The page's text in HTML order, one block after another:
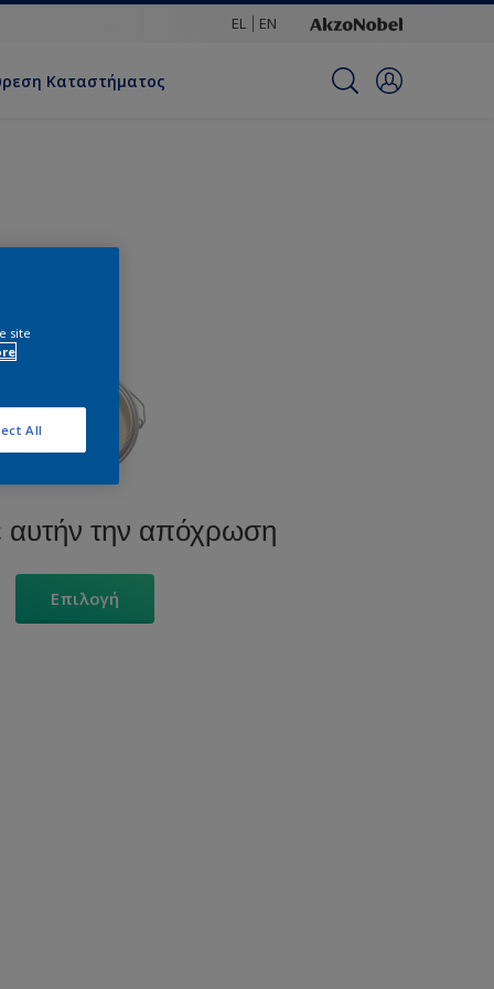
EL EN
Καταστήματος
αυτήν την απόχρωση
Επιλογή
site
All